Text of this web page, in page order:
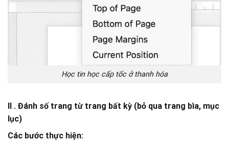
Học tin học cấp tốc ở thanh hóa
II . Đánh số trang từ trang bất kỳ (bỏ qua trang bìa, mục
lục)
Các bước thực hiện: